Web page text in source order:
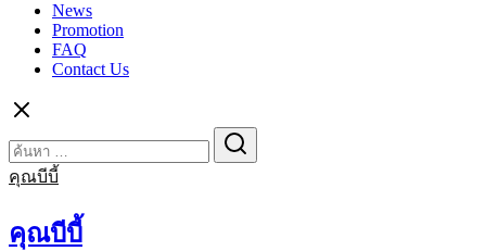
News
Promotion
FAQ
Contact Us
for:
คุณบีบี้
คุณบีบี้